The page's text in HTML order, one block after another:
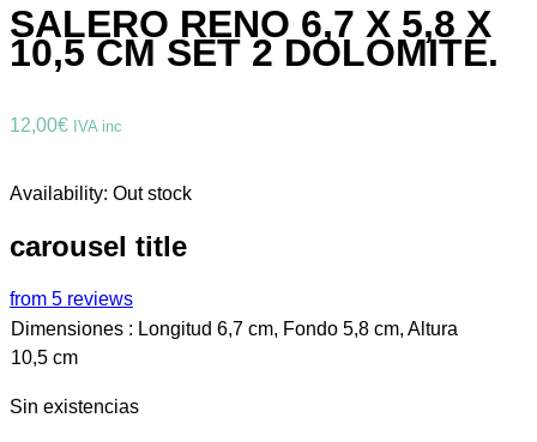
SALERO RENO 6,7 X 5,8 X
10,5 CM SET 2 DOLOMITE.
12,00€ IVA inc
Availability: Out stock
carousel title
from 5 reviews
Dimensiones : Longitud 6,7 cm, Fondo 5,8 cm, Altura
10,5 cm
Sin existencias